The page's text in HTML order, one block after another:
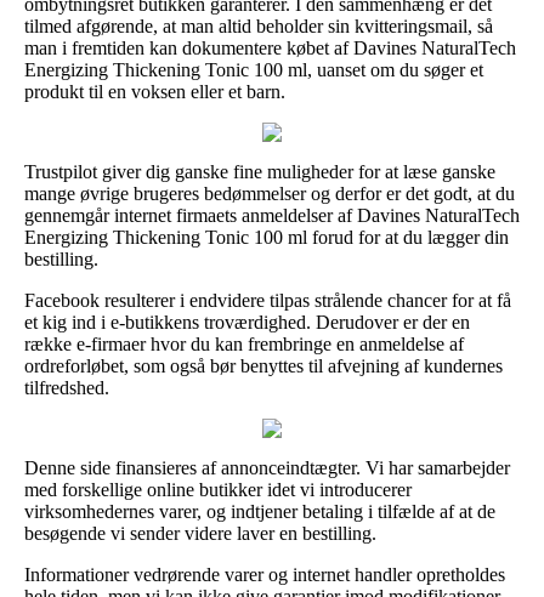
tilmed afgørende, at man altid beholder sin kvitteringsmail, så
man i fremtiden kan dokumentere købet af Davines NaturalTech
Energizing Thickening Tonic 100 ml, uanset om du søger et
produkt til en voksen eller et barn.
Trustpilot giver dig ganske fine muligheder for at læse ganske
mange øvrige brugeres bedømmelser og derfor er det godt, at du
gennemgår internet firmaets anmeldelser af Davines NaturalTech
Energizing Thickening Tonic 100 ml forud for at du lægger din
bestilling.
Facebook resulterer i endvidere tilpas strålende chancer for at få
et kig ind i e-butikkens troværdighed. Derudover er der en
række e-firmaer hvor du kan frembringe en anmeldelse af
ordreforløbet, som også bør benyttes til afvejning af kundernes
tilfredshed.
Denne side finansieres af annonceindtægter. Vi har samarbejder
med forskellige online butikker idet vi introducerer
virksomhedernes varer, og indtjener betaling i tilfælde af at de
besøgende vi sender videre laver en bestilling.
Informationer vedrørende varer og internet handler opretholdes